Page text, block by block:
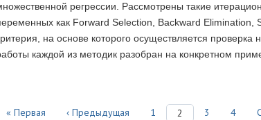
регрессии. Рассмотрены такие
как Forward Selection, Backward Elimination,
на основе которого осуществляется
каждой из методик разобран на конкретном
« Первая ‹ Предыдущая 1 2 3 4